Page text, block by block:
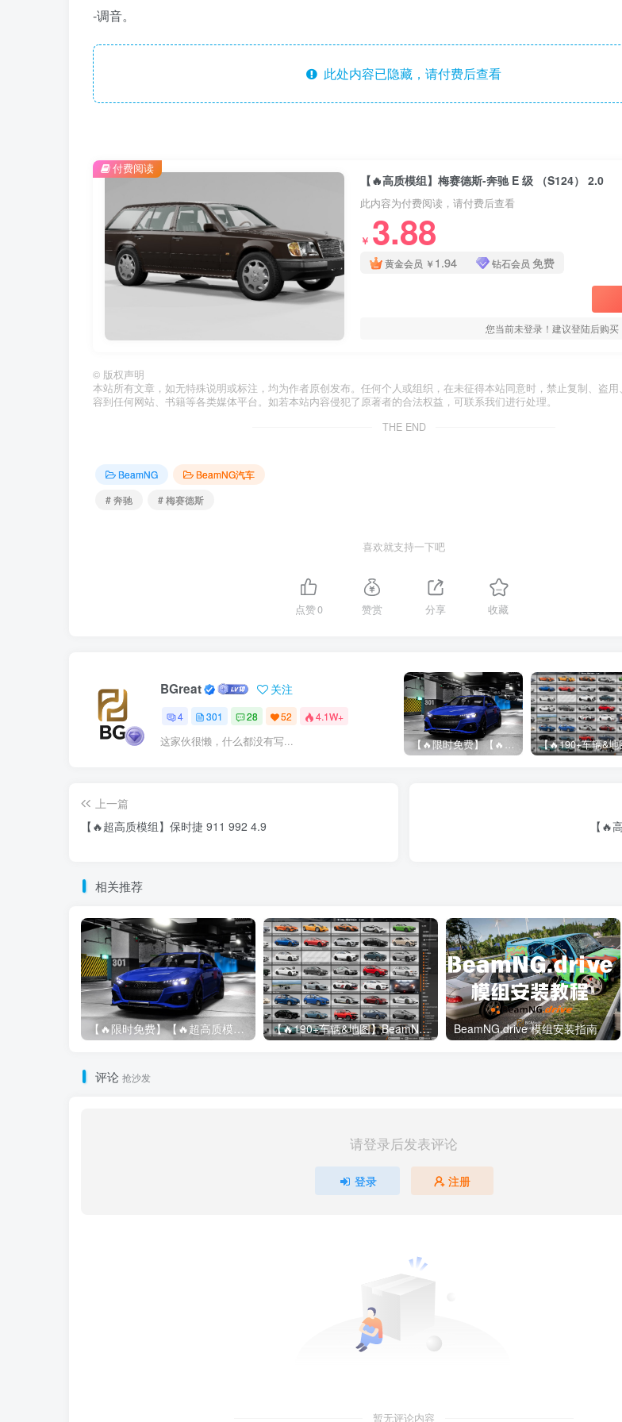
-调音。
此处内容已隐藏，请付费后查看
【🔥高质模组】梅赛德斯-奔驰 E 级 （S124） 2.0
此内容为付费阅读，请付费后查看
￥ 3.88
黄金会员 ￥ 1.94 钻石会员 免费
您当前未登录！建议登陆后购
付费阅读
© 版权声明
本站所有文章，如无特殊说明或标注，均为作者原创发布。任何个人或组织，在未征得本站同意时，禁止复制、盗
容到任何网站、书籍等各类媒体平台。如若本站内容侵犯了原著者的合法权益，可联系我们进行处理。
THE END
BeamNG
BeamNG汽车
# 奔驰
# 梅赛德斯
喜欢就支持一下吧
点赞0 赞赏 分享 收藏
BGreat 关注
4 301 28 52 4.1W+
这家伙很懒，什么都没有写... 【🔥限时免费】【🔥超高质模组】2022 奥迪 A4/S4/RS4 Avant 2.61
上一篇
【🔥超高质模组】保时捷 911 992 4.9
【🔥
相关推荐
【🔥限时免费】【🔥超高质模组】2022 奥迪 A4/S4/RS4 Avant 2.61 【🔥190+车辆&地图】BeamNG整合包 BeamNG.drive 模组安装指南
评论 抢沙发
请登录后发表评论
登录 注册
暂无评论内容